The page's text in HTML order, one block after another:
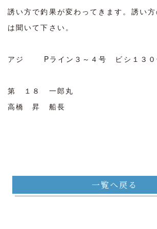
誘い方で釣果が変わってきます。誘い
は聞いて下さい。
アジ Pライン３～４号 ビシ１３
第 １８ 一郎丸
高橋 昇 船長
一覧へ戻る